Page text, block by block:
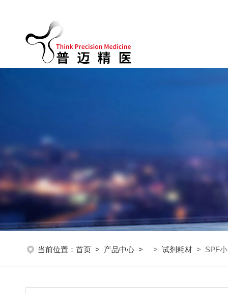
当前位置： 首页 > 产品中心 > > 试剂耗材 > SPF